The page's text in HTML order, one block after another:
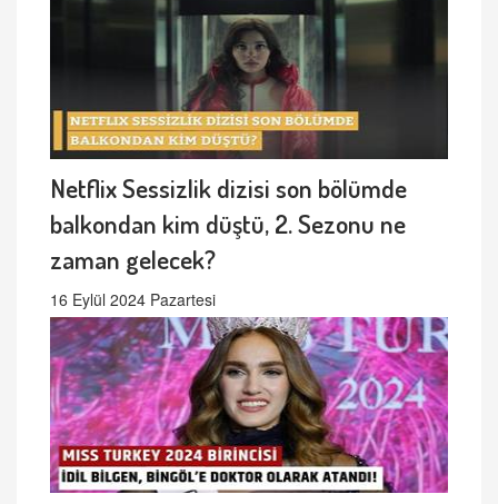
Netflix Sessizlik dizisi son bölümde
balkondan kim düştü, 2. Sezonu ne
zaman gelecek?
16 Eylül 2024 Pazartesi